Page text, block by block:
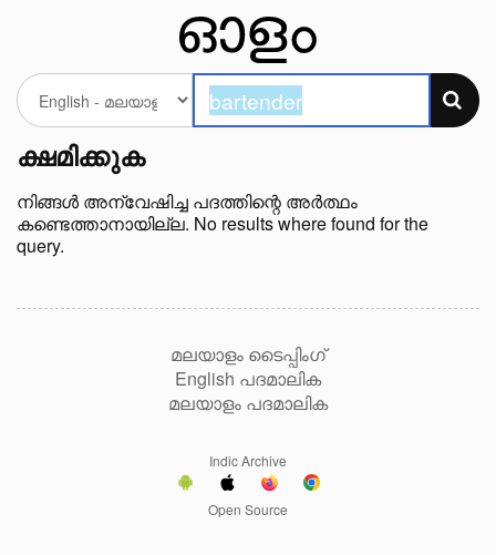
ക്ഷമിക്കുക
നിങ്ങള്‍ അന്വേഷിച്ച പദത്തിന്റെ അർത്ഥം
കണ്ടെത്താനായില്ല. No results where found for the
query.
മലയാളം ടൈപ്പിംഗ്
English പദമാലിക
മലയാളം പദമാലിക
Indic Archive
Open Source